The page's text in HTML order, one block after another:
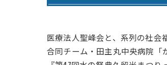
医療法人聖峰会と、系列の社会
合同チーム・田主丸中央病院「